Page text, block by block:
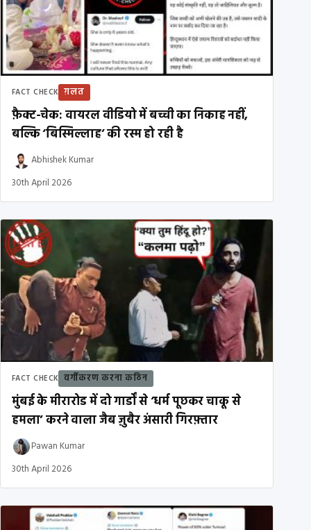
FACT CHECK ग़लत
फ़ैक्ट-चेक: वायरल वीडियो में बच्ची का निकाह नहीं,
बल्कि ‘बिस्मिल्लाह’ की रस्म हो रही है
Abhishek Kumar
30th April 2026
FACT CHECK वर्गीकरण करना कठिन
मुंबई के मीरारोड में दो गार्डों से ‘धर्म पूछकर चाकू से
हमला’ करने वाला जैब ज़ुबैर अंसारी गिरफ़्तार
Pawan Kumar
30th April 2026